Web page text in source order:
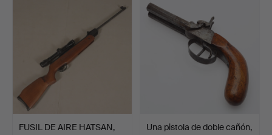
FUSIL DE AIRE HATSAN,
Una pistola de doble cañón,